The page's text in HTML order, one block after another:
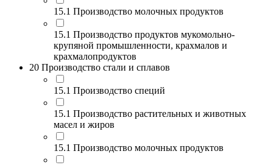
15.1 Производство молочных продуктов
15.1 Производство продуктов мукомольно-
крупяной промышленности, крахмалов и
крахмалопродуктов
20 Производство стали и сплавов
15.1 Производство специй
15.1 Производство растительных и животных
масел и жиров
15.1 Производство молочных продуктов